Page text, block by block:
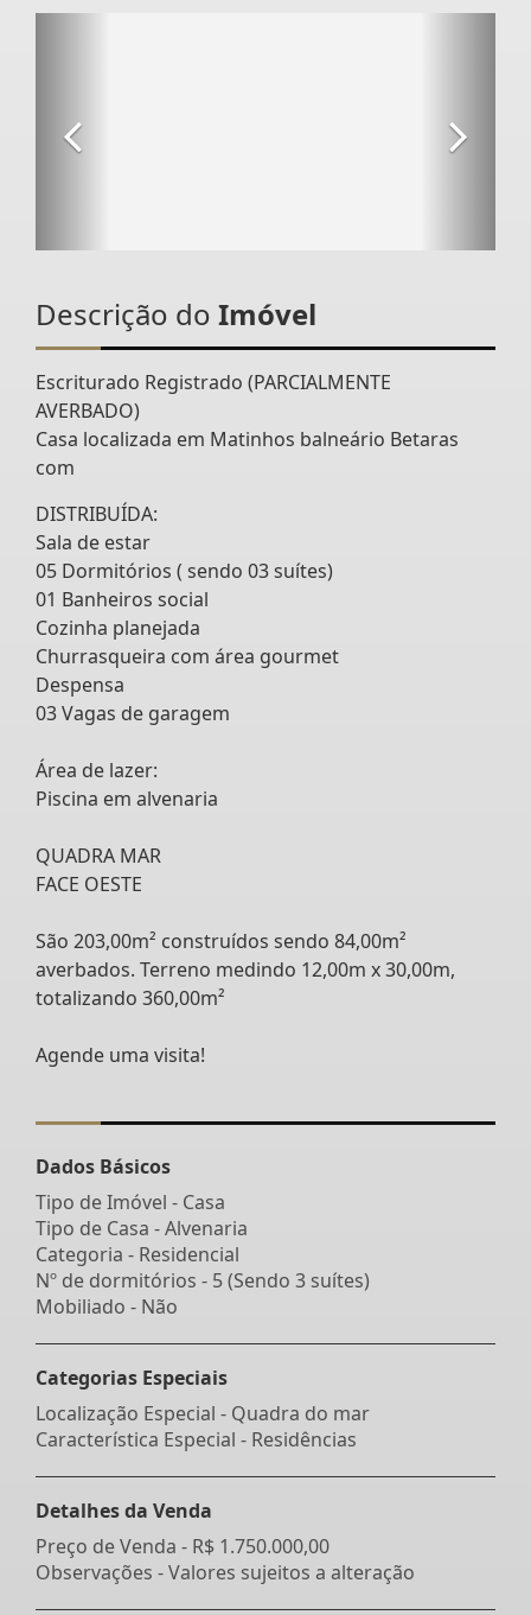
Descrição do Imóvel
Escriturado Registrado (PARCIALMENTE
AVERBADO)
Casa localizada em Matinhos balneário Betaras
com
DISTRIBUÍDA:
Sala de estar
05 Dormitórios ( sendo 03 suítes)
01 Banheiros social
Cozinha planejada
Churrasqueira com área gourmet
Despensa
03 Vagas de garagem
Área de lazer:
Piscina em alvenaria
QUADRA MAR
FACE OESTE
São 203,00m² construídos sendo 84,00m²
averbados. Terreno medindo 12,00m x 30,00m,
totalizando 360,00m²
Agende uma visita!
Dados Básicos
Tipo de Imóvel - Casa
Tipo de Casa - Alvenaria
Categoria - Residencial
Nº de dormitórios - 5 (Sendo 3 suítes)
Mobiliado - Não
Categorias Especiais
Localização Especial - Quadra do mar
Característica Especial - Residências
Detalhes da Venda
Preço de Venda - R$ 1.750.000,00
Observações - Valores sujeitos a alteração